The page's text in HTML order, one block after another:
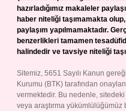
hazırladığımız makaleler
haber niteliği taşımamakta
paylaşım yapılmamaktadır.
benzerlikleri tamamen
halindedir ve tavsiye niteliği
Sitemiz, 5651 Sayılı Kanun
Kurumu (BTK) tarafından
vermektedir. Bu nedenle,
veya araştırma yükümlülüğümüz